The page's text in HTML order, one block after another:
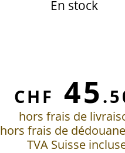
En stock
CHF 45
hors frais de
hors frais de
TVA Suisse